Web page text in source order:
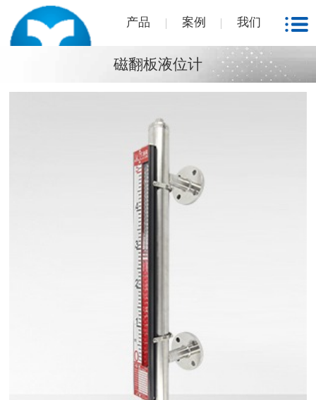
产品 案例 我们
磁翻板液位计